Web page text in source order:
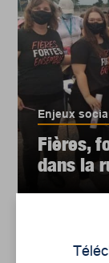
Enjeux
Fières,
dans la